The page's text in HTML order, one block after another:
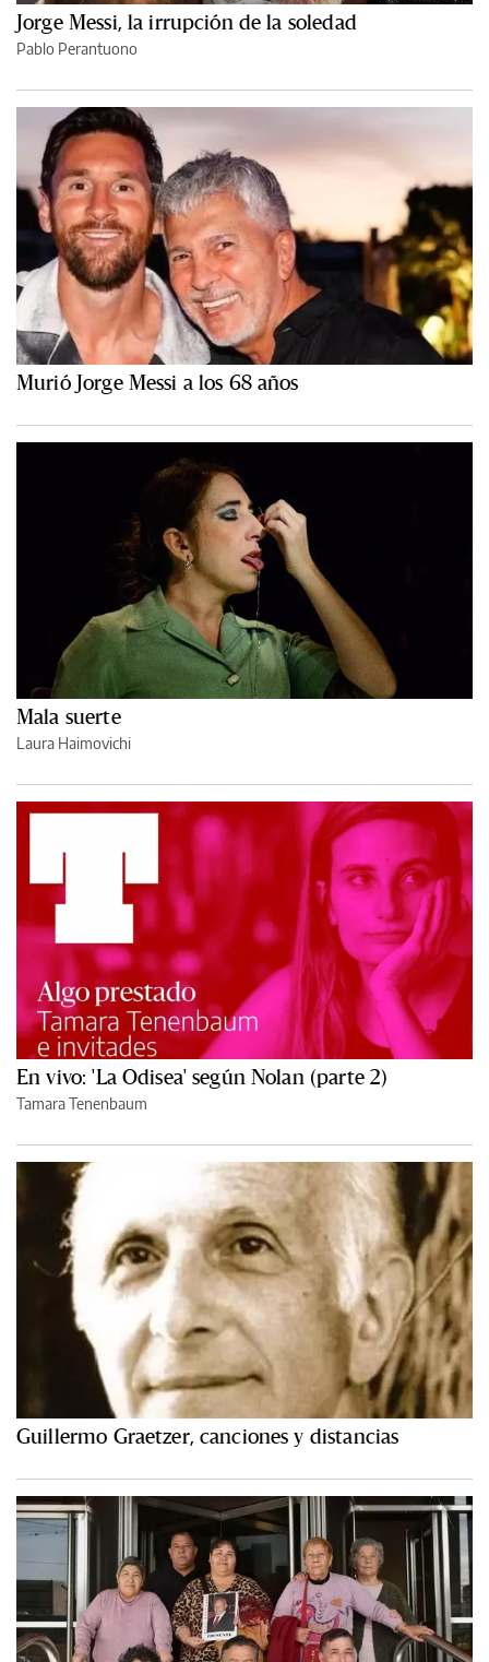
Jorge Messi, la irrupción de la soledad
Pablo Perantuono
Murió Jorge Messi a los 68 años
Mala suerte
Laura Haimovichi
En vivo: 'La Odisea' según Nolan (parte 2)
Tamara Tenenbaum
Guillermo Graetzer, canciones y distancias